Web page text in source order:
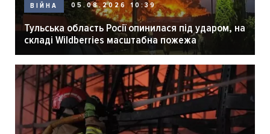
ВІЙНА 05.08.2026 10:39
Тульська область Росії опинилася під ударом, на
складі Wildberries масштабна пожежа